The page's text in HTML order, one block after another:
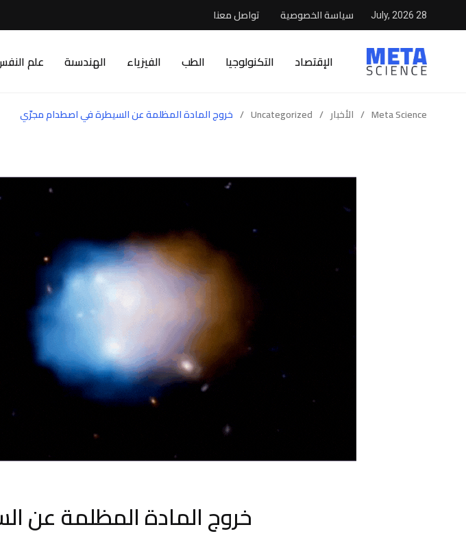
28 July, 2026 سياسة الخصوصية تواصل معنا
الإقتصاد التكنولوجيا الطب الفيزياء الهندسىة علم
Meta Science
/ الأخبار /
Uncategorized
/ خروج المادة المظلمة عن السيطرة في اصطدام مجرّي
خروج المادة المظلمة عن